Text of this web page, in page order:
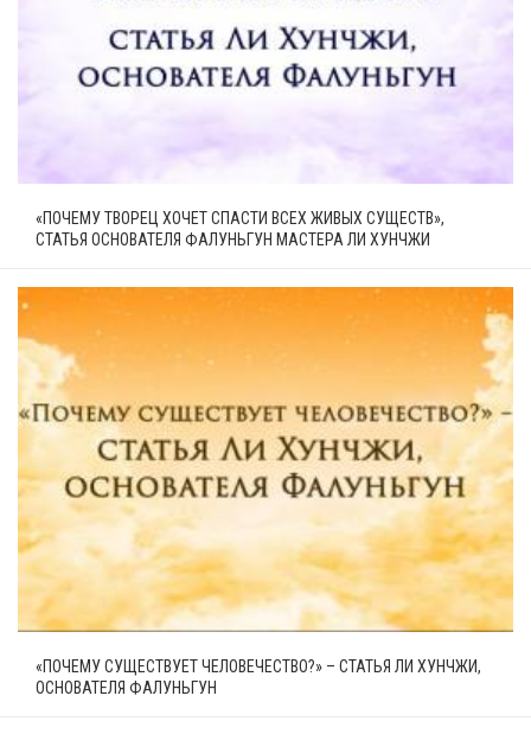
«ПОЧЕМУ ТВОРЕЦ ХОЧЕТ СПАСТИ ВСЕХ ЖИВЫХ СУЩЕСТВ»,
СТАТЬЯ ОСНОВАТЕЛЯ ФАЛУНЬГУН МАСТЕРА ЛИ ХУНЧЖИ
«ПОЧЕМУ СУЩЕСТВУЕТ ЧЕЛОВЕЧЕСТВО?» – СТАТЬЯ ЛИ ХУНЧЖИ,
ОСНОВАТЕЛЯ ФАЛУНЬГУН